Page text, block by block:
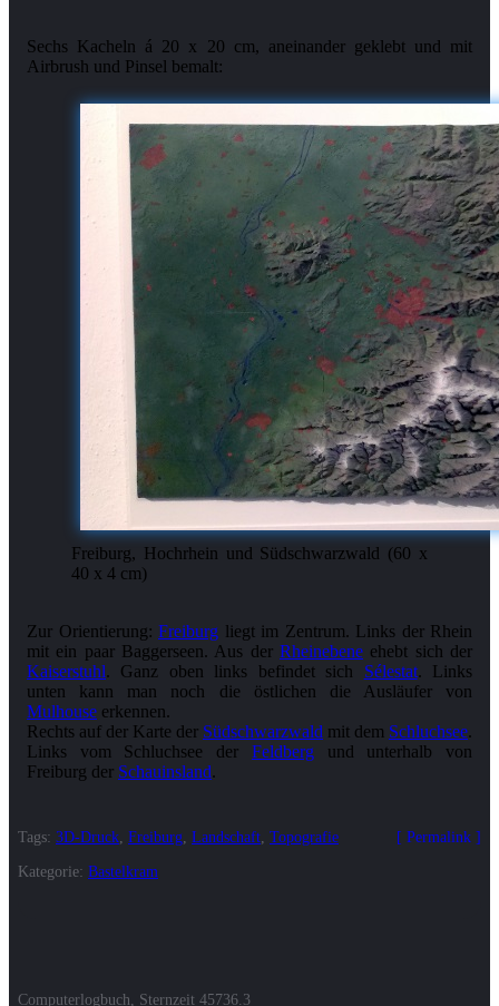
Sechs Kacheln á 20 x 20 cm, aneinander geklebt und mit
Freiburg, Hochrhein und Südschwarzwald (60 x
40 x 4 cm)
Zur Orientierung: Freiburg liegt im Zentrum. Links der Rhein
mit ein paar Baggerseen. Aus der Rheinebene ehebt sich der
Kaiserstuhl. Ganz oben links befindet sich Sélestat. Links
unten kann man noch die östlichen die Ausläufer von
Mulhouse erkennen.
Rechts auf der Karte der Südschwarzwald mit dem Schluchsee.
Links vom Schluchsee der Feldbergund unterhalb von
Freiburg der Schauinsland.
Permalink
Tags: 3D-Druck Freiburg Landschaft Topografie
Kategorie: Bastelkram
Computerlogbuch, Sternzeit 45736.3